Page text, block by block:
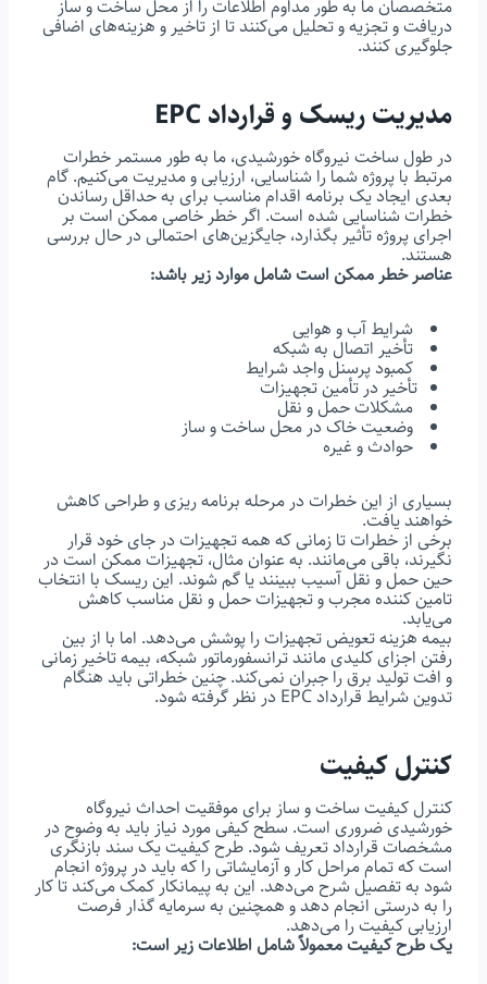
متخصصان ما به طور مداوم اطلاعات را از محل ساخت و ساز
دریافت و تجزیه و تحلیل می‌کنند تا از تاخیر و هزینه‌های اضافی
جلوگیری کنند.
مدیریت ریسک و قرارداد EPC
در طول ساخت نیروگاه خورشیدی، ما به طور مستمر خطرات
مرتبط با پروژه شما را شناسایی، ارزیابی و مدیریت می‌کنیم. گام
بعدی ایجاد یک برنامه اقدام مناسب برای به حداقل رساندن
خطرات شناسایی شده است. اگر خطر خاصی ممکن است بر
اجرای پروژه تأثیر بگذارد، جایگزین‌های احتمالی در حال بررسی
هستند.
عناصر خطر ممکن است شامل موارد زیر باشد:
شرایط آب و هوایی
تأخیر اتصال به شبکه
کمبود پرسنل واجد شرایط
تأخیر در تأمین تجهیزات
مشکلات حمل و نقل
وضعیت خاک در محل ساخت و ساز
حوادث و غیره
بسیاری از این خطرات در مرحله برنامه ریزی و طراحی کاهش
خواهند یافت.
برخی از خطرات تا زمانی که همه تجهیزات در جای خود قرار
نگیرند، باقی می‌مانند. به عنوان مثال، تجهیزات ممکن است در
حین حمل و نقل آسیب ببینند یا گم شوند. این ریسک با انتخاب
تامین کننده مجرب و تجهیزات حمل و نقل مناسب کاهش
می‌یابد.
بیمه هزینه تعویض تجهیزات را پوشش می‌دهد. اما با از بین
رفتن اجزای کلیدی مانند ترانسفورماتور شبکه، بیمه تاخیر زمانی
و افت تولید برق را جبران نمی‌کند. چنین خطراتی باید هنگام
تدوین شرایط قرارداد EPC در نظر گرفته شود.
کنترل کیفیت
کنترل کیفیت ساخت و ساز برای موفقیت احداث نیروگاه
خورشیدی ضروری است. سطح کیفی مورد نیاز باید به وضوح در
مشخصات قرارداد تعریف شود. طرح کیفیت یک سند بازنگری
است که تمام مراحل کار و آزمایشاتی را که باید در پروژه انجام
شود به تفصیل شرح می‌دهد. این به پیمانکار کمک می‌کند تا کار
را به درستی انجام دهد و همچنین به سرمایه گذار فرصت
ارزیابی کیفیت را می‌دهد.
یک طرح کیفیت معمولاً شامل اطلاعات زیر است: